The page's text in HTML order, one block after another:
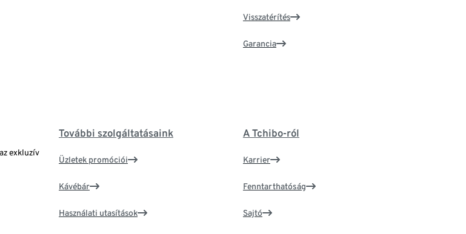
Visszatérítés
Garancia
exkluzív
További szolgáltatásaink
Üzletek promóciói
Kávébár
Használati utasítások
A Tchibo-ról
Karrier
Fenntarthatóság
Sajtó